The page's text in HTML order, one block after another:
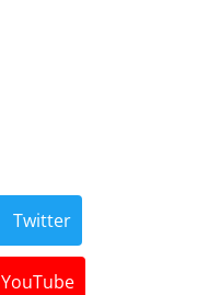
Twitter
YouTube